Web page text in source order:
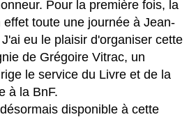
Pour la première fois, la
toute une journée à Jean-
eu le plaisir d'organiser cette
de Grégoire Vitrac, un
le service du Livre et de la
à la BnF.
disponible à cette